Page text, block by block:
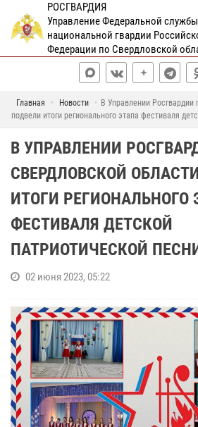
РОСГВАРДИЯ
Управление Федеральной
национальной гвардии
Федерации по Свердловской
Главная Новости
В Управлении
подвели итоги регионального этапа фестиваля
В УПРАВЛЕНИИ
СВЕРДЛОВСКОЙ
ИТОГИ РЕГИОНАЛЬНОГО
ФЕСТИВАЛЯ ДЕТСКОЙ
ПАТРИОТИЧЕСКОЙ
02 июня 2023, 05:22